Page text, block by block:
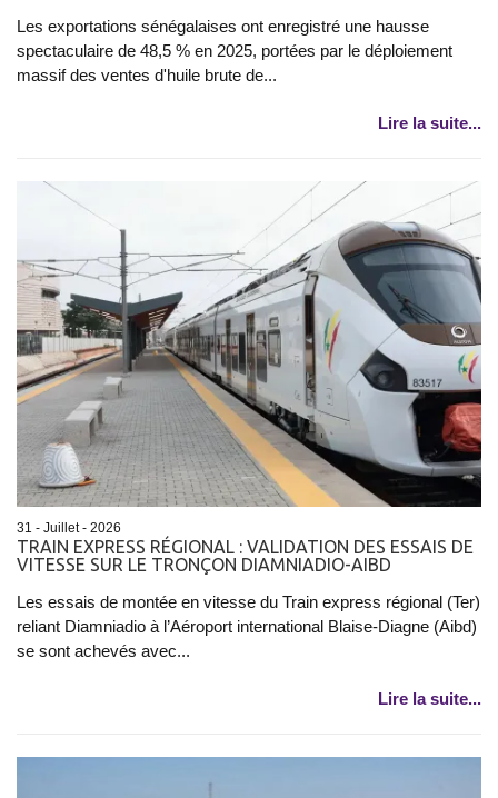
Les exportations sénégalaises ont enregistré une hausse
spectaculaire de 48,5 % en 2025, portées par le déploiement
massif des ventes d'huile brute de...
Lire la suite...
31 - Juillet - 2026
TRAIN EXPRESS RÉGIONAL : VALIDATION DES ESSAIS DE
VITESSE SUR LE TRONÇON DIAMNIADIO-AIBD
Les essais de montée en vitesse du Train express régional (Ter)
reliant Diamniadio à l’Aéroport international Blaise-Diagne (Aibd)
se sont achevés avec...
Lire la suite...